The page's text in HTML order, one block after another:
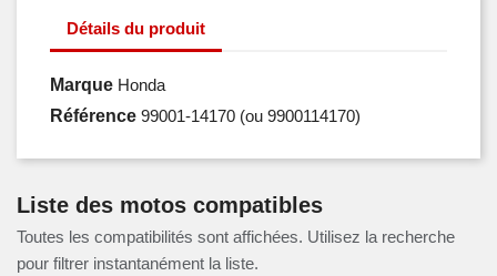
Détails du produit
Marque Honda
Référence 99001-14170 (ou 9900114170)
Liste des motos compatibles
Toutes les compatibilités sont affichées. Utilisez la recherche
pour filtrer instantanément la liste.